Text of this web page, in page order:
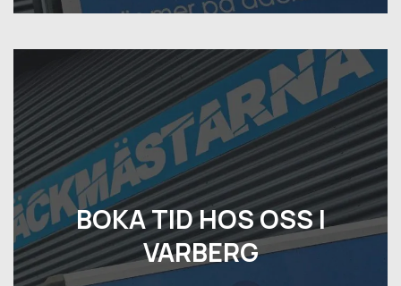
BOKA TID HOS OSS I
VARBERG